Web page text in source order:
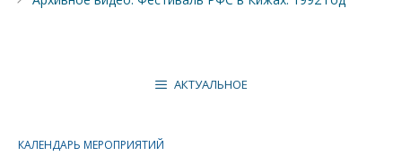
АКТУАЛЬНОЕ
КАЛЕНДАРЬ МЕРОПРИЯТИЙ